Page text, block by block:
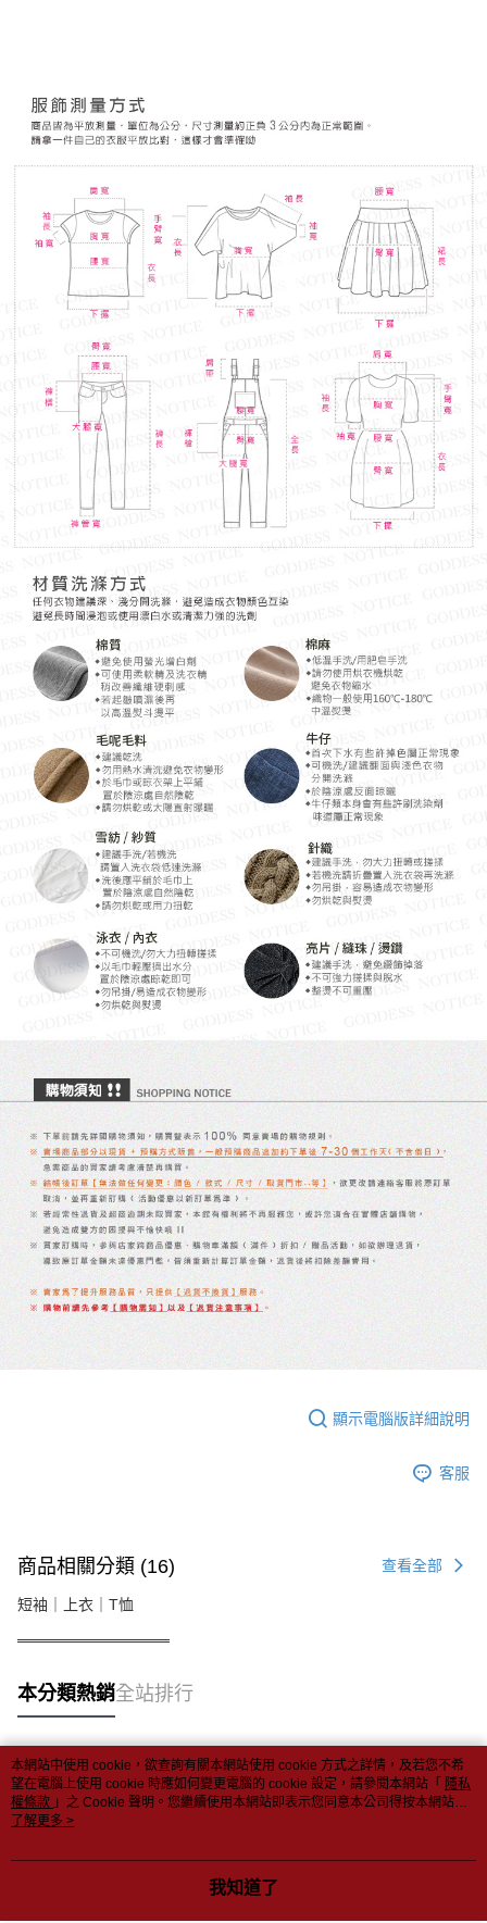
顯示電腦版詳細說明
客服
商品相關分類 (16) 查看全部
短袖｜上衣｜T恤
══════════════
本分類熱銷全站排行
熱門標籤
本網站中使用 cookie，欲查詢有關本網站使用 cookie 方式之詳情，及若您不希
望在電腦上使用 cookie 時應如何變更電腦的 cookie 設定，請參閱本網站「 隱私
權條款 」之 Cookie 聲明。您繼續使用本網站即表示您同意本公司得按本網站使
用條款之 Cookie 聲明使用 cookie。
了解更多 >
我知道了